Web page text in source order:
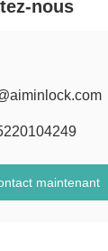
nous
maintenant